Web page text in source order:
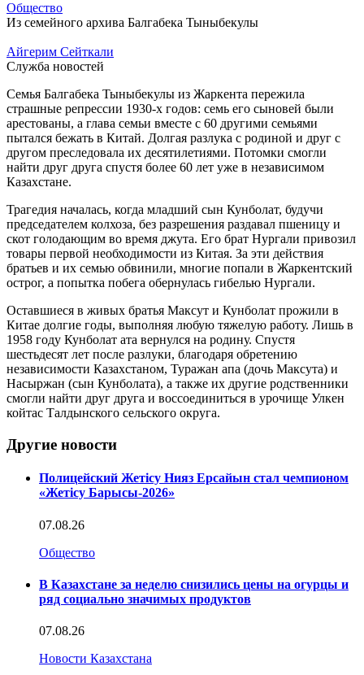
Общество
Из семейного архива Балгабека Тыныбекулы
Айгерим Сейткали
Служба новостей
Семья Балгабека Тыныбекулы из Жаркента пережила
страшные репрессии 1930-х годов: семь его сыновей были
арестованы, а глава семьи вместе с 60 другими семьями
пытался бежать в Китай. Долгая разлука с родиной и друг с
другом преследовала их десятилетиями. Потомки смогли
найти друг друга спустя более 60 лет уже в независимом
Казахстане.
Трагедия началась, когда младший сын Кунболат, будучи
председателем колхоза, без разрешения раздавал пшеницу и
скот голодающим во время джута. Его брат Нургали привозил
товары первой необходимости из Китая. За эти действия
братьев и их семью обвинили, многие попали в Жаркентский
острог, а попытка побега обернулась гибелью Нургали.
Оставшиеся в живых братья Максут и Кунболат прожили в
Китае долгие годы, выполняя любую тяжелую работу. Лишь в
1958 году Кунболат ата вернулся на родину. Спустя
шестьдесят лет после разлуки, благодаря обретению
независимости Казахстаном, Туражан апа (дочь Максута) и
Насыржан (сын Кунболата), а также их другие родственники
смогли найти друг друга и воссоединиться в урочище Улкен
койтас Талдынского сельского округа.
Другие новости
Полицейский Жетісу Нияз Ерсайын стал чемпионом
«Жетісу Барысы-2026»
07.08.26
Общество
В Казахстане за неделю снизились цены на огурцы и
ряд социально значимых продуктов
07.08.26
Новости Казахстана